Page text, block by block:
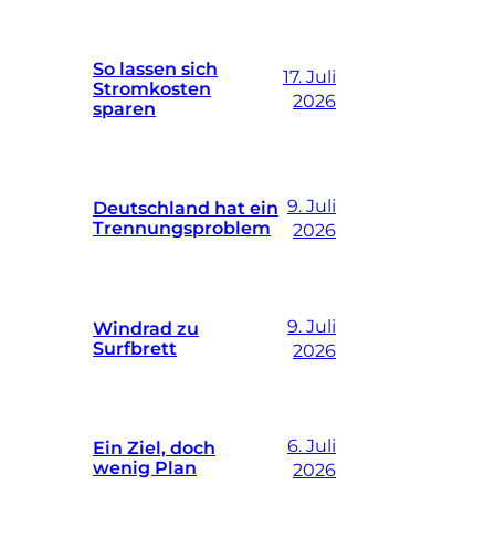
So lassen sich
Stromkosten
sparen
17. Juli
2026
Deutschland hat ein
Trennungsproblem
9. Juli
2026
Windrad zu
Surfbrett
9. Juli
2026
Ein Ziel, doch
wenig Plan
6. Juli
2026